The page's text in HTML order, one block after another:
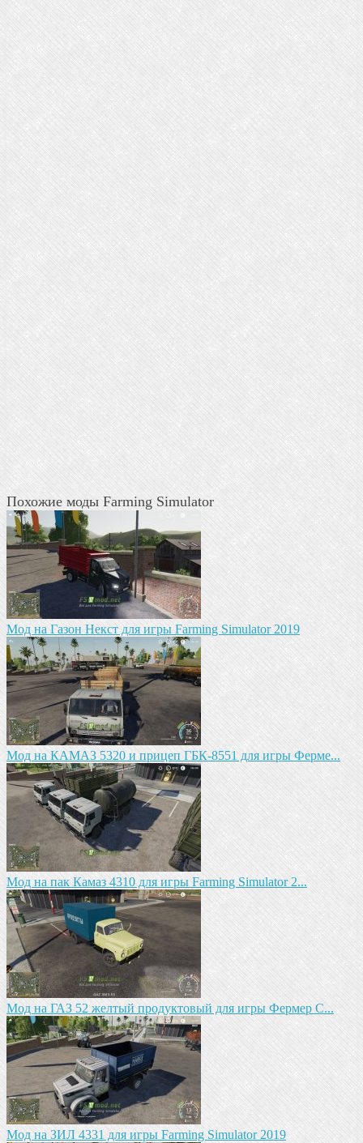
Похожие моды Farming Simulator
Mод на Газон Некст для игры Farming Simulator 2019
Мод на КАМАЗ 5320 и прицеп ГБК-8551 для игры Ферме...
Мод на пак Камаз 4310 для игры Farming Simulator 2...
Мод на ГАЗ 52 желтый продуктовый для игры Фермер С...
Mод на ЗИЛ 4331 для игры Farming Simulator 2019